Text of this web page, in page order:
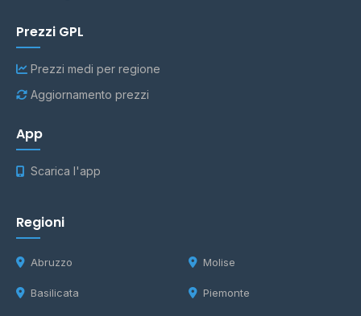
Prezzi GPL
Prezzi medi per regione
Aggiornamento prezzi
App
Scarica l'app
Regioni
Abruzzo
Basilicata
Molise
Piemonte